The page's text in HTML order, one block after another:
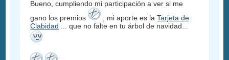
Bueno, cumpliendo mi participación a ver si me
gano los premios
, mi aporte es laTarjeta de
Clabidad ... que no falte en tu árbol de navidad...